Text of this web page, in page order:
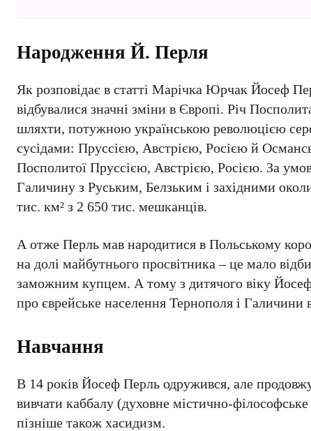
Народження Й. Перля
Як розповідає в статті Марічка Юрчак Йосеф
відбувалися значні зміни в Європі. Річ
шляхти, потужною українською революцією
сусідами: Пруссією, Австрією, Росією й
Посполитої Пруссією, Австрією, Росією. За
Галичину з Руським, Белзьким і західними
тис. км² з 2 650 тис. мешканців.
А отже Перль мав народитися в Польському
на долі майбутнього просвітника – це мало
заможним купцем. А тому з дитячого віку Йосеф
про єврейське населення Тернополя і Галичини
Навчання
В 14 років Йосеф Перль одружився, але
вивчати каббалу (духовне містично-
пізніше також хасидизм.